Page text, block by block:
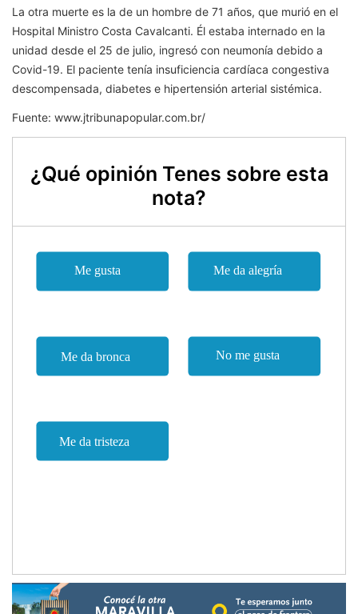
La otra muerte es la de un hombre de 71 años, que murió en el
Hospital Ministro Costa Cavalcanti. Él estaba internado en la
unidad desde el 25 de julio, ingresó con neumonía debido a
Covid-19. El paciente tenía insuficiencia cardíaca congestiva
descompensada, diabetes e hipertensión arterial sistémica.
Fuente: www.jtribunapopular.com.br/
¿Qué opinión Tenes sobre esta
nota?